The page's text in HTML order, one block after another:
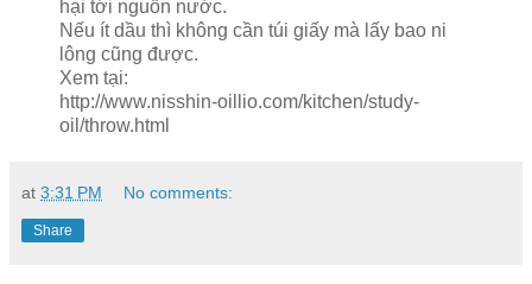
hại tới nguồn nước.
Nếu ít dầu thì không cần túi giấy mà lấy bao ni
lông cũng được.
Xem tại:
http://www.nisshin-oillio.com/kitchen/study-
oil/throw.html
at 3:31 PM No comments:
Share